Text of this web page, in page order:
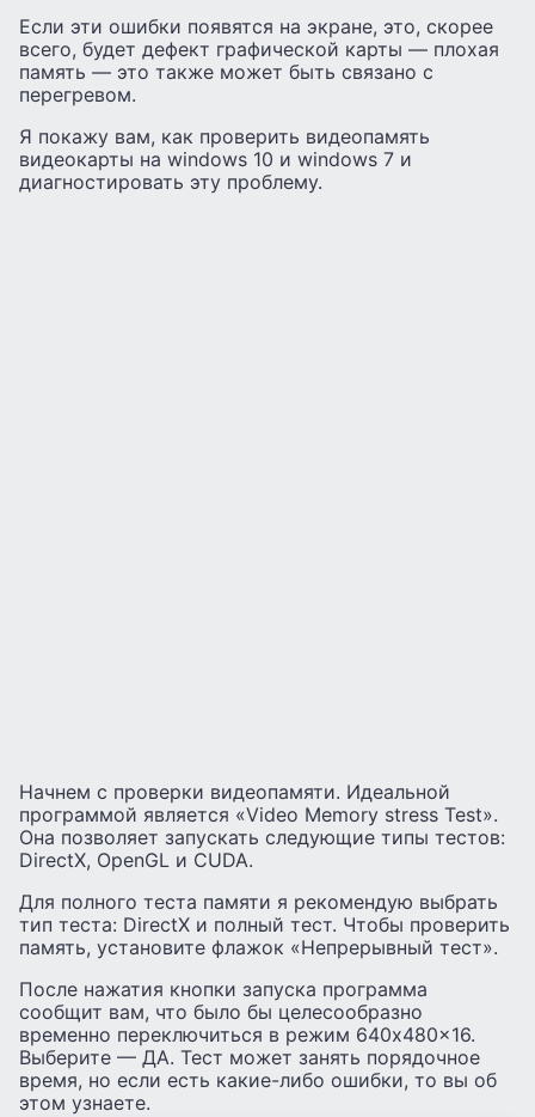
Если эти ошибки появятся на экране, это, скорее
всего, будет дефект графической карты — плохая
память — это также может быть связано с
перегревом.
Я покажу вам, как проверить видеопамять
видеокарты на windows 10 и windows 7 и
диагностировать эту проблему.
Начнем с проверки видеопамяти. Идеальной
программой является «Video Memory stress Test».
Она позволяет запускать следующие типы тестов:
DirectX, OpenGL и CUDA.
Для полного теста памяти я рекомендую выбрать
тип теста: DirectX и полный тест. Чтобы проверить
память, установите флажок «Непрерывный тест».
После нажатия кнопки запуска программа
сообщит вам, что было бы целесообразно
временно переключиться в режим 640x480x16.
Выберите — ДА. Тест может занять порядочное
время, но если есть какие-либо ошибки, то вы об
этом узнаете.